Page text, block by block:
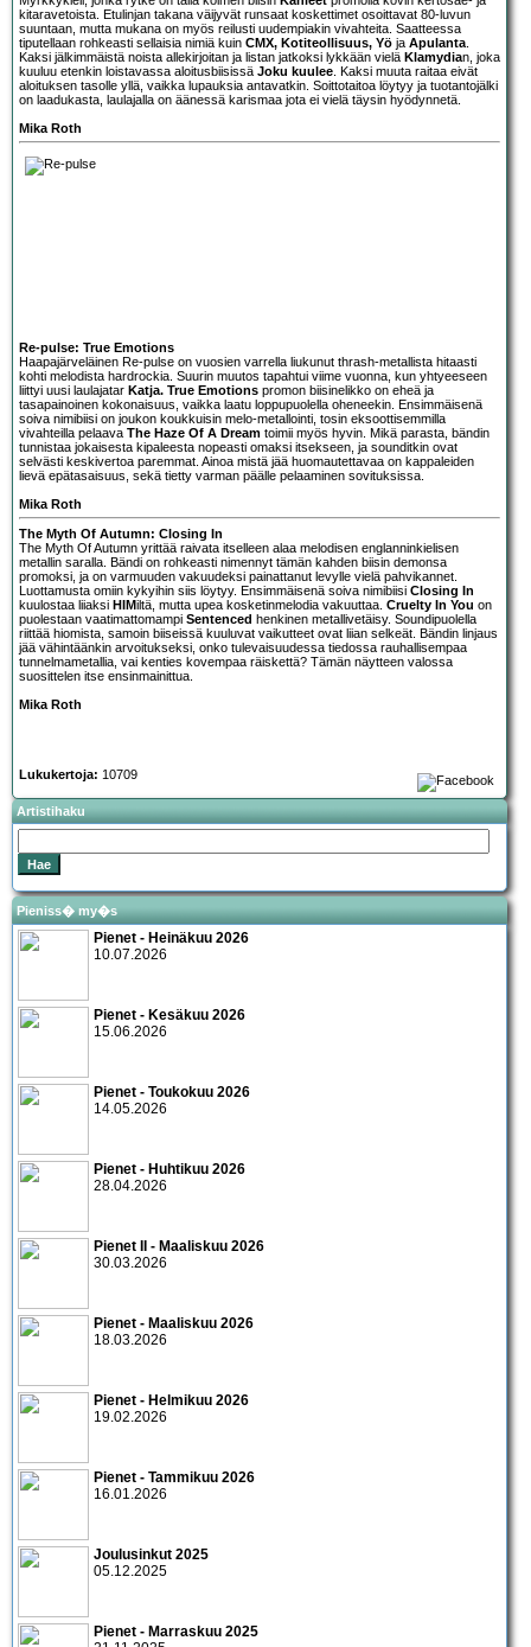
kitaravetoista. Etulinjan takana väijyvät runsaat koskettimet osoittavat 80-luvun
suuntaan, mutta mukana on myös reilusti uudempiakin vivahteita. Saatteessa
tiputellaan rohkeasti sellaisia nimiä kuin CMX, Kotiteollisuus, Yö ja Apulanta
Kaksi jälkimmäistä noista allekirjoitan ja listan jatkoksi lykkään vielä Klamydian, joka
kuuluu etenkin loistavassa aloitusbiisissä Joku kuulee . Kaksi muuta raitaa eivät
aloituksen tasolle yllä, vaikka lupauksia antavatkin. Soittotaitoa löytyy ja tuotantojälki
on laadukasta, laulajalla on äänessä karismaa jota ei vielä täysin hyödynnetä.
Mika Roth
Re-pulse: True Emotions
Haapajärveläinen Re-pulse on vuosien varrella liukunut thrash-metallista hitaasti
kohti melodista hardrockia. Suurin muutos tapahtui viime vuonna, kun yhtyeeseen
liittyi uusi laulajatar Katja. True Emotions promon biisinelikko on eheä ja
tasapainoinen kokonaisuus, vaikka laatu loppupuolella oheneekin. Ensimmäisenä
soiva nimibiisi on joukon koukkuisin melo-metallointi, tosin eksoottisemmilla
vivahteilla pelaava The Haze Of A Dream toimii myös hyvin. Mikä parasta, bändin
tunnistaa jokaisesta kipaleesta nopeasti omaksi itsekseen, ja sounditkin ovat
selvästi keskivertoa paremmat. Ainoa mistä jää huomautettavaa on kappaleiden
lievä epätasaisuus, sekä tietty varman päälle pelaaminen sovituksissa.
Mika Roth
The Myth Of Autumn: Closing In
The Myth Of Autumn yrittää raivata itselleen alaa melodisen englanninkielisen
metallin saralla. Bändi on rohkeasti nimennyt tämän kahden biisin demonsa
promoksi, ja on varmuuden vakuudeksi painattanut levylle vielä pahvikannet.
Luottamusta omiin kykyihin siis löytyy. Ensimmäisenä soiva nimibiisi Closing In
kuulostaa liiaksi HIMiltä, mutta upea kosketinmelodia vakuuttaa. Cruelty In You on
puolestaan vaatimattomampi Sentenced henkinen metallivetäisy. Soundipuolella
riittää hiomista, samoin biiseissä kuuluvat vaikutteet ovat liian selkeät. Bändin linjaus
jää vähintäänkin arvoitukseksi, onko tulevaisuudessa tiedossa rauhallisempaa
tunnelmametallia, vai kenties kovempaa räiskettä? Tämän näytteen valossa
suosittelen itse ensinmainittua.
Mika Roth
Lukukertoja: 10709
Artistihaku
Pieniss� my�s
Pienet - Heinäkuu 2026
10.07.2026
Pienet - Kesäkuu 2026
15.06.2026
Pienet - Toukokuu 2026
14.05.2026
Pienet - Huhtikuu 2026
28.04.2026
Pienet II - Maaliskuu 2026
30.03.2026
Pienet - Maaliskuu 2026
18.03.2026
Pienet - Helmikuu 2026
19.02.2026
Pienet - Tammikuu 2026
16.01.2026
Joulusinkut 2025
05.12.2025
Pienet - Marraskuu 2025